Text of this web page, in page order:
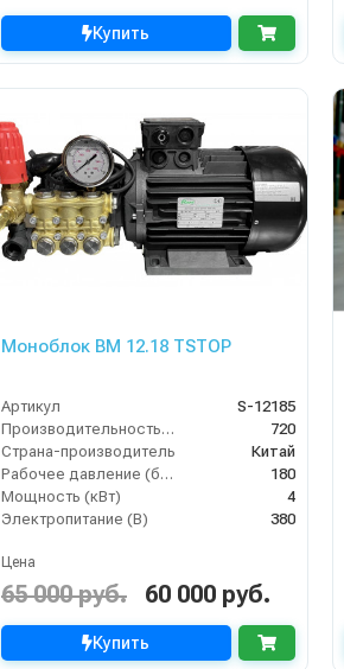
Купить
Моноблок BM 12.18 TSTOP
Артикул
S-12185
Производительность (л/ч)
720
Страна-производитель
Китай
Рабочее давление (бар)
180
Мощность (кВт)
4
Электропитание (В)
380
Цена
65 000 руб. 60 000 руб.
Купить